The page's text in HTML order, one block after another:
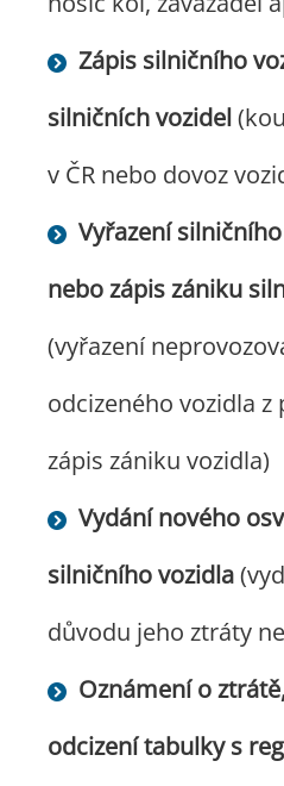
Zápis silničního
silničních vozidel
v ČR nebo dovoz
Vyřazení
nebo zápis zániku
(vyřazení
odcizeného vozidla z
zápis zániku vozidla)
Vydání nového
silničního vozidla
důvodu jeho ztráty
Oznámení o
odcizení tabulky s